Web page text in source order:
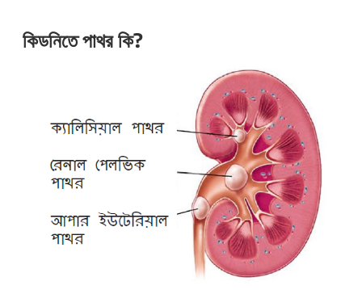
কিডনিতে পাথর কি?